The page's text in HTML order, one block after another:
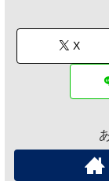
X